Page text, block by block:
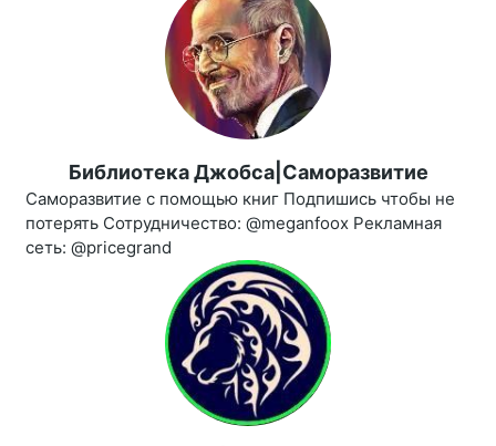
Библиотека Джобса|Саморазвитие
Саморазвитие с помощью книг Подпишись чтобы не
потерять Сотрудничество: @meganfoox Рекламная
сеть: @pricegrand